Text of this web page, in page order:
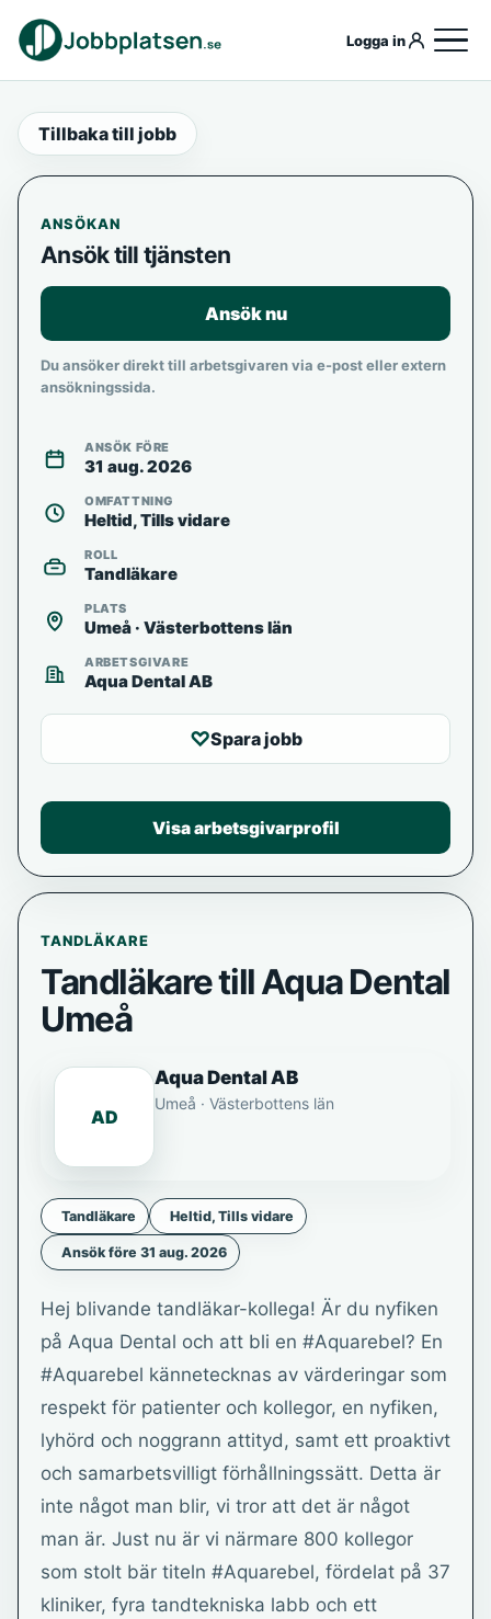
Logga in
Tillbaka till jobb
TANDLÄKARE
Tandläkare till Aqua Dental
Umeå
AD
Aqua Dental AB
Umeå · Västerbottens län
Tandläkare Heltid, Tills vidare
Ansök före 31 aug. 2026
Hej blivande tandläkar-kollega! Är du nyfiken
på Aqua Dental och att bli en #Aquarebel? En
#Aquarebel kännetecknas av värderingar som
respekt för patienter och kollegor, en nyfiken,
lyhörd och noggrann attityd, samt ett proaktivt
och samarbetsvilligt förhållningssätt. Detta är
inte något man blir, vi tror att det är något
man är. Just nu är vi närmare 800 kollegor
som stolt bär titeln #Aquarebel, fördelat på 37
kliniker, fyra tandtekniska labb och ett
ANSÖKAN
Ansök till tjänsten
Ansök nu
Du ansöker direkt till arbetsgivaren via e-post eller extern
ansökningssida.
ANSÖK FÖRE
31 aug. 2026
OMFATTNING
Heltid, Tills vidare
ROLL
Tandläkare
PLATS
Umeå · Västerbottens län
ARBETSGIVARE
Aqua Dental AB
♡Spara jobb
Visa arbetsgivarprofil